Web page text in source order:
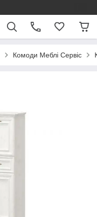
Комоди Меблі Сервіс